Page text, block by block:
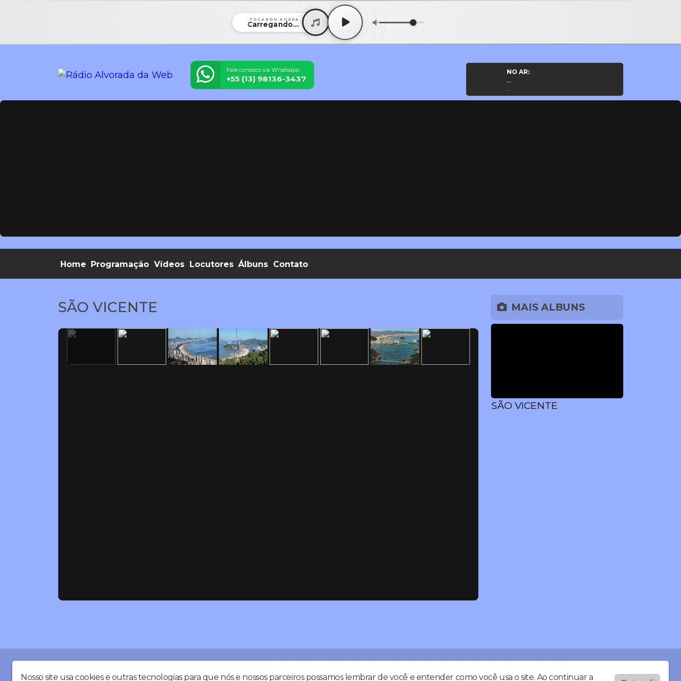
TOCANDO AGORA
Carregando...
Fale conosco via Whatsapp:
+55 (13) 98136-3437
NO AR:
...
Home Programação Vídeos Locutores Álbuns Contato
SÃO VICENTE MAIS ALBUNS
SÃO VICENTE
Nosso site usa cookies e outras tecnologias para que nós e nossos parceiros possamos lembrar de você e entender como você usa o site. Ao continuar a
Você está ouvindo nossa estação digital, sendo transmitida da Primeira Cidade do Brasil - São Vicente, litoral paulista! Somos uma rádio web com programação
diversificada, onde apresentamos o melhor da musica nacional, internacional, esporte e noticias. Estamos a 19 anos no ar - 24 horas por dia.